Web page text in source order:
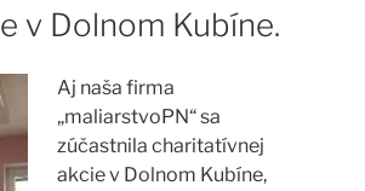
v Dolnom Kubíne.
Aj naša firma
„maliarstvoPN“ sa
zúčastnila charitatívnej
akcie v Dolnom Kubíne,